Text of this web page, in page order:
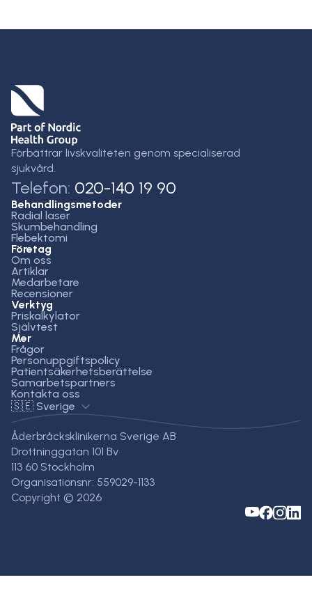
Förbättrar livskvaliteten genom specialiserad
sjukvård.
Telefon: 020-140 19 90
Behandlingsmetoder
Radial laser
Skumbehandling
Flebektomi
Företag
Om oss
Artiklar
Medarbetare
Recensioner
Verktyg
Priskalkylator
Självtest
Mer
Frågor
Personuppgiftspolicy
Patientsäkerhetsberättelse
Samarbetspartners
Kontakta oss
🇸🇪 Sverige
Åderbråcksklinikerna Sverige AB
Drottninggatan 101 Bv
113 60 Stockholm
Organisationsnr: 559029-1133
Copyright © 2026